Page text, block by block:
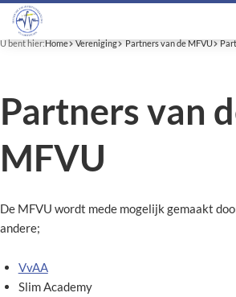
U bent hier:Home Vereniging Partners van de MFVU
Partners van
MFVU
De MFVU wordt mede mogelijk gemaakt
andere;
VvAA
Slim Academy